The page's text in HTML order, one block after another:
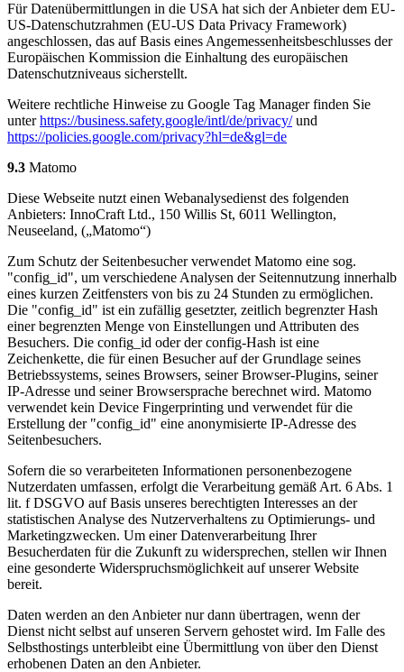
Für Datenübermittlungen in die USA hat sich der Anbieter dem EU-
US-Datenschutzrahmen (EU-US Data Privacy Framework)
angeschlossen, das auf Basis eines Angemessenheitsbeschlusses der
Europäischen Kommission die Einhaltung des europäischen
Datenschutzniveaus sicherstellt.
Weitere rechtliche Hinweise zu Google Tag Manager finden Sie
unterhttps://business.safety.google/intl/de/privacy/und
https://policies.google.com/privacy?hl=de&gl=de
9.3 Matomo
Diese Webseite nutzt einen Webanalysedienst des folgenden
Anbieters: InnoCraft Ltd., 150 Willis St, 6011 Wellington,
Neuseeland, („Matomo“)
Zum Schutz der Seitenbesucher verwendet Matomo eine sog.
"config_id", um verschiedene Analysen der Seitennutzung innerhalb
eines kurzen Zeitfensters von bis zu 24 Stunden zu ermöglichen.
Die "config_id" ist ein zufällig gesetzter, zeitlich begrenzter Hash
einer begrenzten Menge von Einstellungen und Attributen des
Besuchers. Die config_id oder der config-Hash ist eine
Zeichenkette, die für einen Besucher auf der Grundlage seines
Betriebssystems, seines Browsers, seiner Browser-Plugins, seiner
IP-Adresse und seiner Browsersprache berechnet wird. Matomo
verwendet kein Device Fingerprinting und verwendet für die
Erstellung der "config_id" eine anonymisierte IP-Adresse des
Seitenbesuchers.
Sofern die so verarbeiteten Informationen personenbezogene
Nutzerdaten umfassen, erfolgt die Verarbeitung gemäß Art. 6 Abs. 1
lit. f DSGVO auf Basis unseres berechtigten Interesses an der
statistischen Analyse des Nutzerverhaltens zu Optimierungs- und
Marketingzwecken. Um einer Datenverarbeitung Ihrer
Besucherdaten für die Zukunft zu widersprechen, stellen wir Ihnen
eine gesonderte Widerspruchsmöglichkeit auf unserer Website
bereit.
Daten werden an den Anbieter nur dann übertragen, wenn der
Dienst nicht selbst auf unseren Servern gehostet wird. Im Falle des
Selbsthostings unterbleibt eine Übermittlung von über den Dienst
erhobenen Daten an den Anbieter.